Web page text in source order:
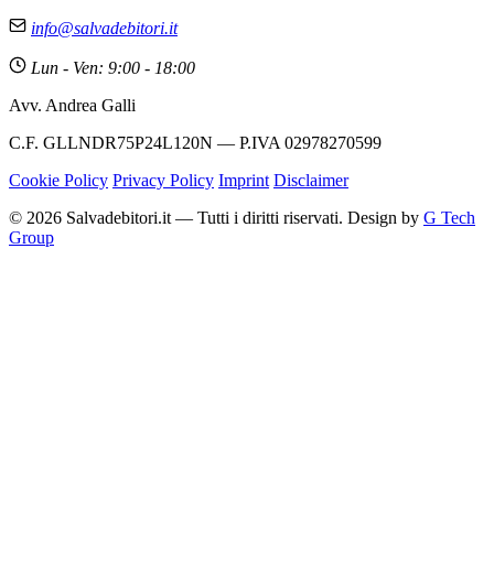
info@salvadebitori.it
Lun - Ven: 9:00 - 18:00
Avv. Andrea Galli
C.F. GLLNDR75P24L120N — P.IVA 02978270599
Cookie Policy Privacy Policy Imprint Disclaimer
© 2026 Salvadebitori.it — Tutti i diritti riservati. Design by G Tech
Group